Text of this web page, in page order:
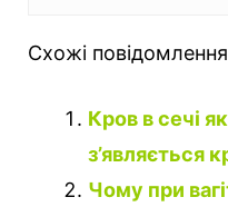
Схожі
Кров в сечі
з’являється
Чому при